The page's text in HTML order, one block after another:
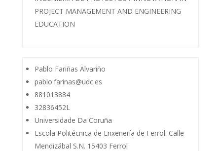
PROJECT MANAGEMENT AND ENGINEERING
EDUCATION
Pablo Fariñas Alvariño
pablo.farinas@udc.es
881013884
32836452L
Universidade Da Coruña
Escola Politécnica de Enxeñería de Ferrol. Calle
Mendizábal S.N. 15403 Ferrol